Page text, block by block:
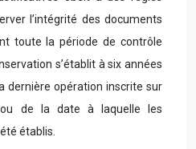
l’intégrité des documents
toute la période de contrôle
s’établit à six années
dernière opération inscrite sur
de la date à laquelle les
établis.